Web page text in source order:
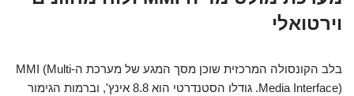
וירטואלי
בלב הקונסולה המרכזית שוכן מסך המגע של מערכת ה-MMI (Multi
Media Interface). גודלו הסטנדרטי הוא 8.8 אינץ', וברמות הגימור